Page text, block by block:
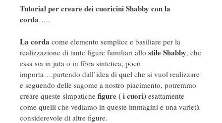
Tutorial per creare dei cuoricini Shabby con la
corda…..
La corda come elemento semplice e basiliare per la
realizzazione di tante figure familiari allo stile Shabby, che
essa sia in juta o in fibra sintetica, poco
importa….partendo dall’idea di quel che si vuol realizzare
e seguendo delle sagome a nostro piacimento, potremmo
creare queste simpatiche figure ( i cuori) esattamente
come quelli che vediamo in queste immagini e una varietà
considerevole di altre figure.